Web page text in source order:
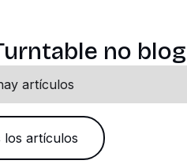
no blog
artículos
los artículos